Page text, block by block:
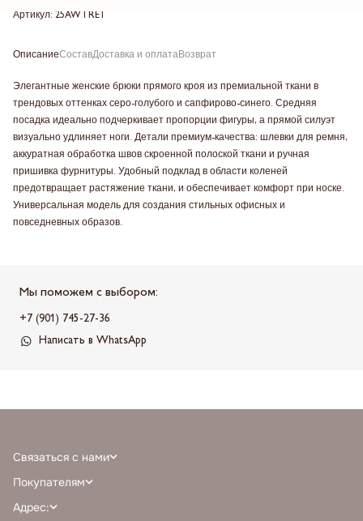
Артикул: 25AWTRE1
ОписаниеСоставДоставка и оплатаВозврат
Элегантные женские брюки прямого кроя из премиальной ткани в
трендовых оттенках серо-голубого и сапфирово-синего. Средняя
посадка идеально подчеркивает пропорции фигуры, а прямой силуэт
визуально удлиняет ноги. Детали премиум-качества: шлевки для ремня,
аккуратная обработка швов скроенной полоской ткани и ручная
пришивка фурнитуры. Удобный подклад в области коленей
предотвращает растяжение ткани, и обеспечивает комфорт при носке.
Универсальная модель для создания стильных офисных и
повседневных образов.
Мы поможем с выбором:
+7 (901) 745-27-36
Написать в WhatsApp
Связаться с нами
+7 (968) 388-77-75
Написать в MAX
Покупателям
Личный кабинет
Адрес: